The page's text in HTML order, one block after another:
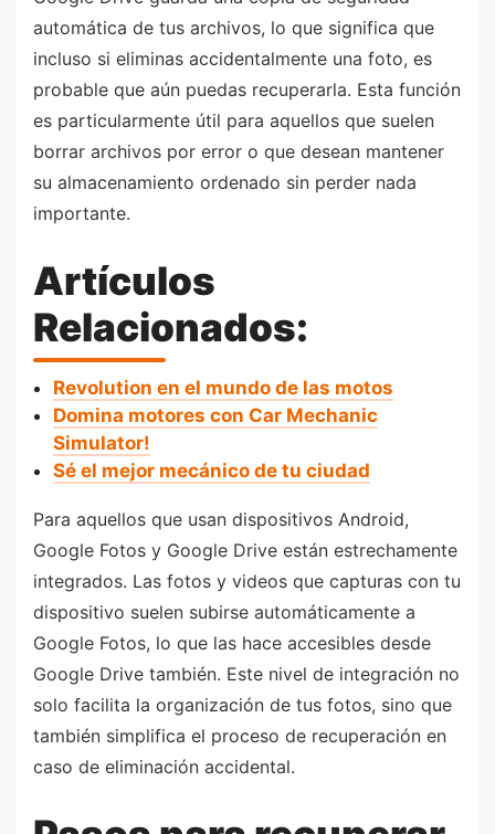
automática de tus archivos, lo que significa que
incluso si eliminas accidentalmente una foto, es
probable que aún puedas recuperarla. Esta función
es particularmente útil para aquellos que suelen
borrar archivos por error o que desean mantener
su almacenamiento ordenado sin perder nada
importante.
Artículos
Relacionados:
Revolution en el mundo de las motos
Domina motores con Car Mechanic
Simulator!
Sé el mejor mecánico de tu ciudad
Para aquellos que usan dispositivos Android,
Google Fotos y Google Drive están estrechamente
integrados. Las fotos y videos que capturas con tu
dispositivo suelen subirse automáticamente a
Google Fotos, lo que las hace accesibles desde
Google Drive también. Este nivel de integración no
solo facilita la organización de tus fotos, sino que
también simplifica el proceso de recuperación en
caso de eliminación accidental.